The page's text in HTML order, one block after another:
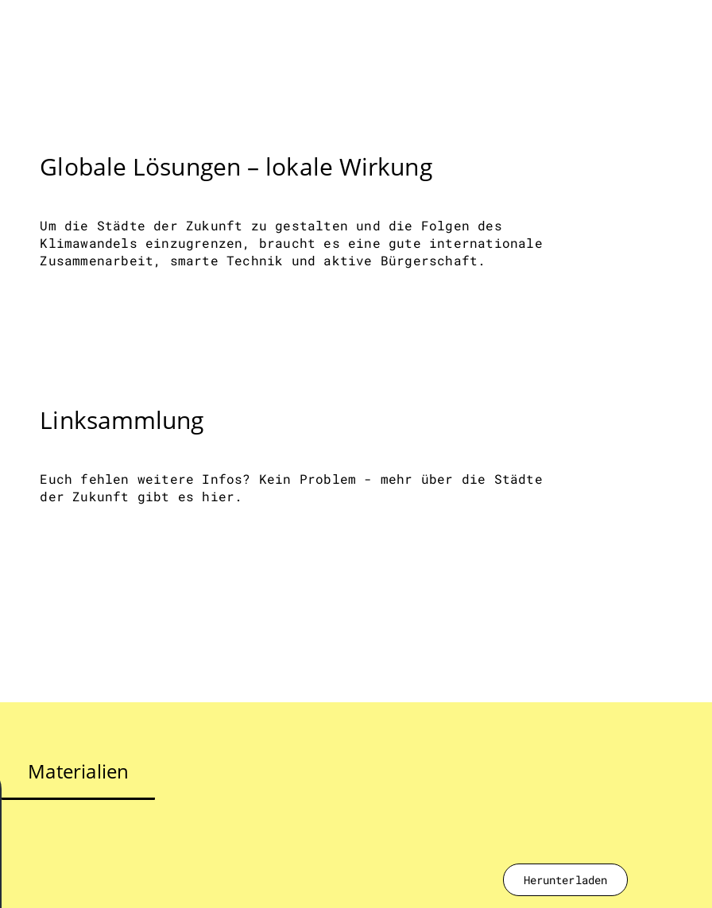
Globale Lösungen – lokale Wirkung
Um die Städte der Zukunft zu gestalten und die Folgen des
Klimawandels einzugrenzen, braucht es eine gute internationale
Zusammenarbeit, smarte Technik und aktive Bürgerschaft.
Linksammlung
Euch fehlen weitere Infos? Kein Problem - mehr über die Städte
der Zukunft gibt es hier.
Materialien
Herunterladen